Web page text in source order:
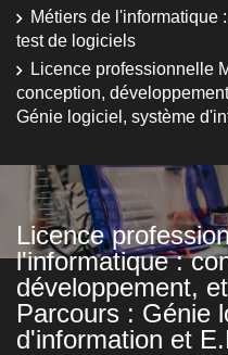
Métiers de l'informatique
test de logiciels
Licence professionnelle
conception,
Génie logiciel, système
Licence
l'informatique :
développement,
Parcours : Génie
d'information et